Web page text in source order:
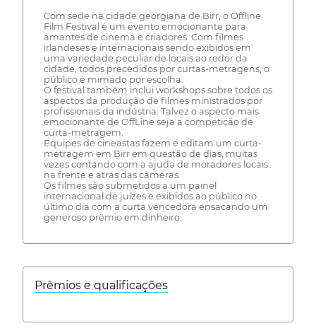
Com sede na cidade georgiana de Birr, o Offline
Film Festival é um evento emocionante para
amantes de cinema e criadores. Com filmes
irlandeses e internacionais sendo exibidos em
uma variedade peculiar de locais ao redor da
cidade, todos precedidos por curtas-metragens, o
público é mimado por escolha.
O festival também inclui workshops sobre todos os
aspectos da produção de filmes ministrados por
profissionais da indústria. Talvez o aspecto mais
emocionante de OffLine seja a competição de
curta-metragem.
Equipes de cineastas fazem e editam um curta-
metragem em Birr em questão de dias, muitas
vezes contando com a ajuda de moradores locais
na frente e atrás das câmeras.
Os filmes são submetidos a um painel
internacional de juízes e exibidos ao público no
último dia com a curta vencedora ensacando um
generoso prêmio em dinheiro.
Prêmios e qualificações